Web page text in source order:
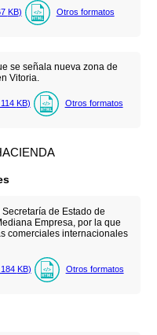
KB) Otros formatos
se señala nueva zona de
Vitoria.
KB) Otros formatos
de Estado de
Empresa, por la que
comerciales internacionales
KB) Otros formatos